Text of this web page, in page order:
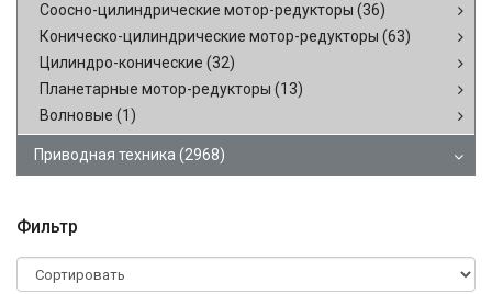
Соосно-цилиндрические мотор-редукторы (36)
Коническо-цилиндрические мотор-редукторы (63)
Цилиндро-конические (32)
Планетарные мотор-редукторы (13)
Волновые (1)
Приводная техника (2968)
Фильтр